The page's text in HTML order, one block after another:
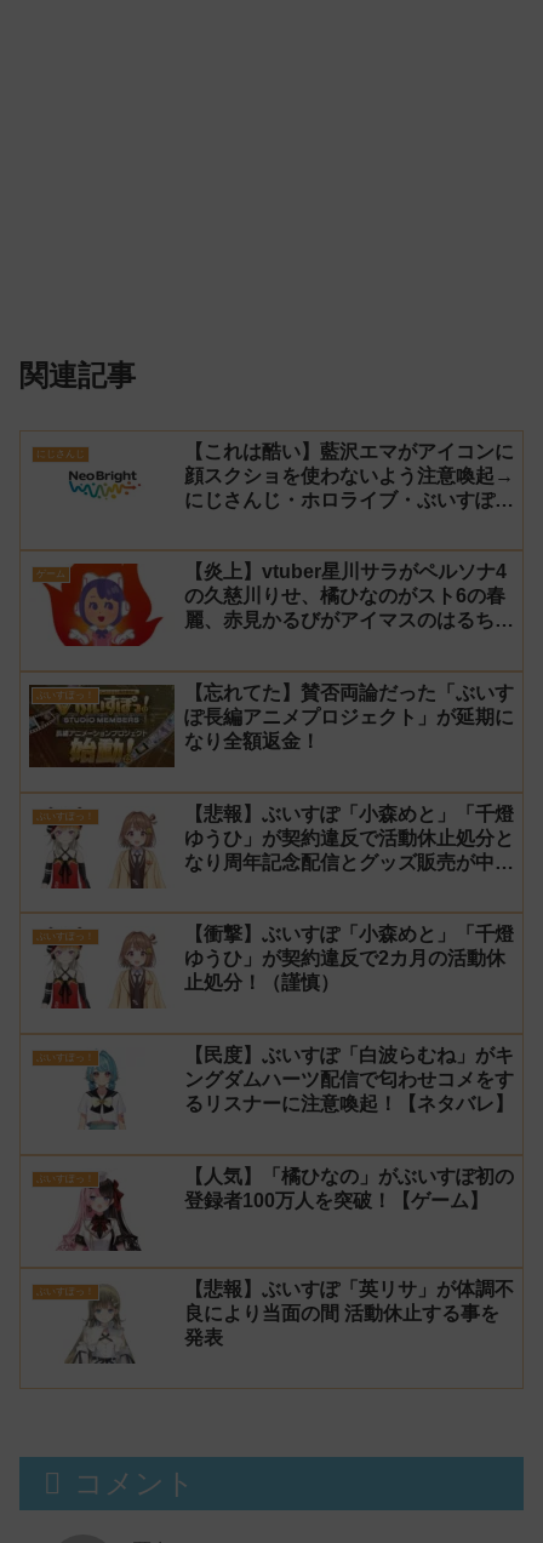
関連記事
にじさんじ
【これは酷い】藍沢エマがアイコンに
顔スクショを使わないよう注意喚起→
にじさんじ・ホロライブ・ぶいすぽ
イコンに使用したライバー事務所
「NeoBright（ネオブライト）」が謝
罪！
ゲーム
【炎上】vtuber星川サラがペルソナ4
の久慈川りせ、橘ひなのがスト6の春
麗、赤見かるびがアイマスのはるちは
ぶいすぽっ！
【忘れてた】賛否両論だった「ぶいす
ぽ長編アニメプロジェクト」が延期に
なり全額返金！
ぶいすぽっ！
【悲報】ぶいすぽ「小森めと」「千燈
ゆうひ」が契約違反で活動休止処分と
なり周年記念配信とグッズ販売が中
ぶいすぽっ！
【衝撃】ぶいすぽ「小森めと」「千燈
ゆうひ」が契約違反で2カ月の活動休
止処分！（謹慎）
ぶいすぽっ！
【民度】ぶいすぽ「白波らむね」がキ
ングダムハーツ配信で匂わせコメをす
るリスナーに注意喚起！【ネタバレ】
ぶいすぽっ！
【人気】「橘ひなの」がぶいすぽ初の
登録者100万人を突破！【ゲーム】
ぶいすぽっ！
【悲報】ぶいすぽ「英リサ」が体調不
良により当面の間 活動休止する事を
発表
コメント